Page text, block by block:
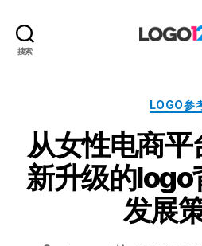
搜索
设
计
博
客
分
LOGO参
从女性电商
新升级的logo
发展